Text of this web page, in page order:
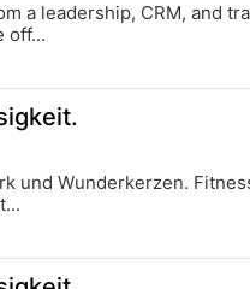
a leadership, CRM, and
off...
und Wunderkerzen.